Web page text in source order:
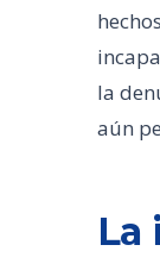
la
aún
La